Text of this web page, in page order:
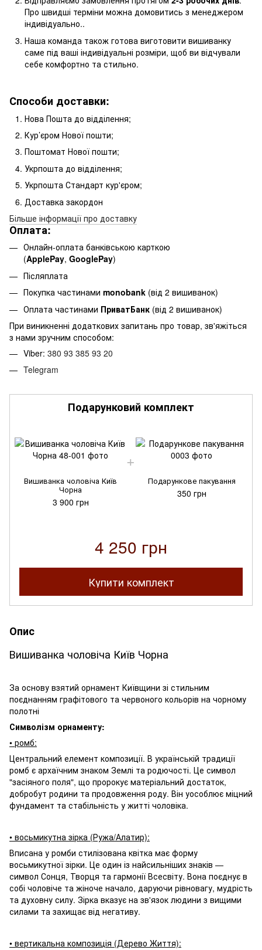
Про швидші терміни можна домовитись з менеджером
індивідуально..
Наша команда також готова виготовити вишиванку
саме під ваші індивідуальні розміри, щоб ви відчували
себе комфортно та стильно.
Способи доставки:
Нова Пошта до відділення;
Кур’єром Нової пошти;
Поштомат Нової пошти;
Укрпошта до відділення;
Укрпошта Стандарт кур'єром;
Доставка закордон
Більше інформації про доставку
Оплата:
Онлайн-оплата банківською карткою
(ApplePay, GooglePay)
Післяплата
Покупка частинами monobank (від 2 вишиванок)
Оплата частинами ПриватБанк (від 2 вишиванок)
При виникненні додаткових запитань про товар, зв'яжіться
з нами зручним способом:
Viber: 380 93 385 93 20
Telegram
Подарунковий комплект
Вишиванка чоловіча Київ
Чорна
3 900 грн
Подарункове пакування
350 грн
4 250 грн
Купити комплект
Опис
Вишиванка чоловіча Київ Чорна
За основу взятий орнамент Київщини зі стильним
поєднанням графітового та червоного кольорів на чорному
полотні
Символізм орнаменту:
• ромб:
Центральний елемент композиції. В українській традиції
ромб є архаїчним знаком Землі та родючості. Це символ
"засіяного поля", що пророкує матеріальний достаток,
добробут родини та продовження роду. Він уособлює міцний
фундамент та стабільність у житті чоловіка.
• восьмикутна зірка (Ружа/Алатир):
Вписана у ромби стилізована квітка має форму
восьмикутної зірки. Це один із найсильніших знаків —
символ Сонця, Творця та гармонії Всесвіту. Вона поєднує в
собі чоловіче та жіноче начало, даруючи рівновагу, мудрість
та духовну силу. Зірка вказує на зв'язок людини з вищими
силами та захищає від негативу.
• вертикальна композиція (Дерево Життя):